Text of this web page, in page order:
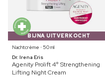
BIJNA UITVERKOCHT
Nachtcrème ⋅ 50 ml
Dr. Irena Eris
Agenity Prolift 4° Strengthening
Lifting Night Cream